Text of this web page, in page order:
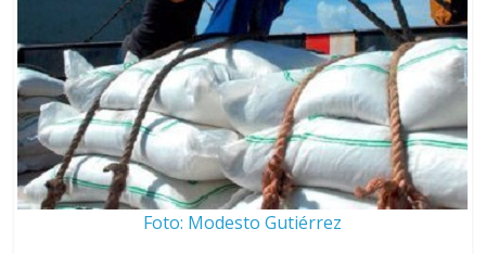
Foto: Modesto Gutiérrez